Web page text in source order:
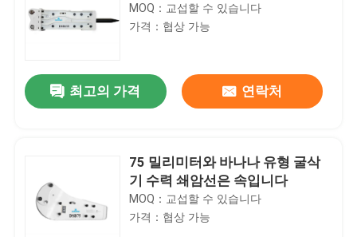
MOQ：교섭할 수 있습니다
가격：협상 가능
최고의 가격 연락처
75 밀리미터와 바나나 유형 굴삭
기 수력 쇄암선은 속입니다
MOQ：교섭할 수 있습니다
가격：협상 가능